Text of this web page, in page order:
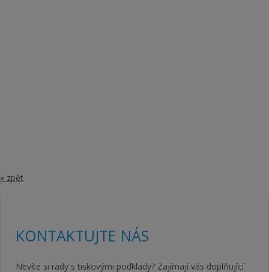
« zpět
KONTAKTUJTE NÁS
Nevíte si rady s tiskovými podklady? Zajímají vás doplňující